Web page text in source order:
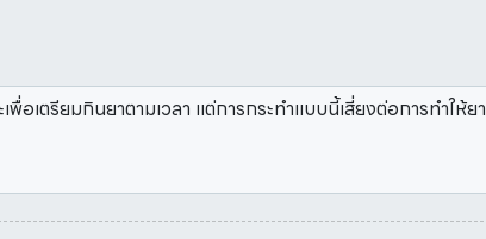
เตรียมกินยาตามเวลา แต่การกระทำแบบนี้เสี่ยงต่อการทำให้ยา